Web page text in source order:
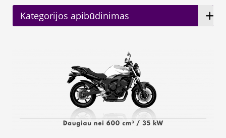
Kategorijos apibūdinimas